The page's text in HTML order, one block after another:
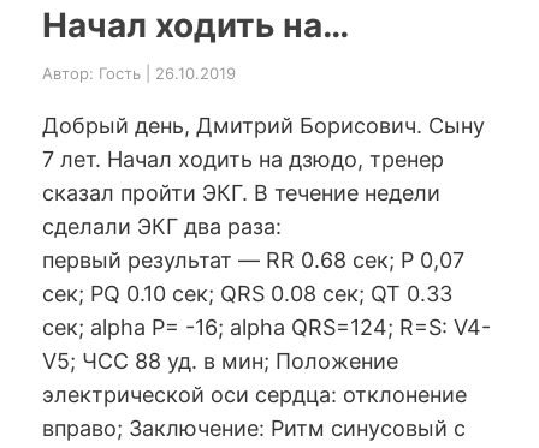
Начал ходить на…
Автор: Гость | 26.10.2019
Добрый день, Дмитрий Борисович. Сыну
7 лет. Начал ходить на дзюдо, тренер
сказал пройти ЭКГ. В течение недели
сделали ЭКГ два раза:
первый результат — RR 0.68 сек; P 0,07
сек; PQ 0.10 сек; QRS 0.08 сек; QT 0.33
сек; alpha P= -16; alpha QRS=124; R=S: V4-
V5; ЧСС 88 уд. в мин; Положение
электрической оси сердца: отклонение
вправо; Заключение: Ритм синусовый с